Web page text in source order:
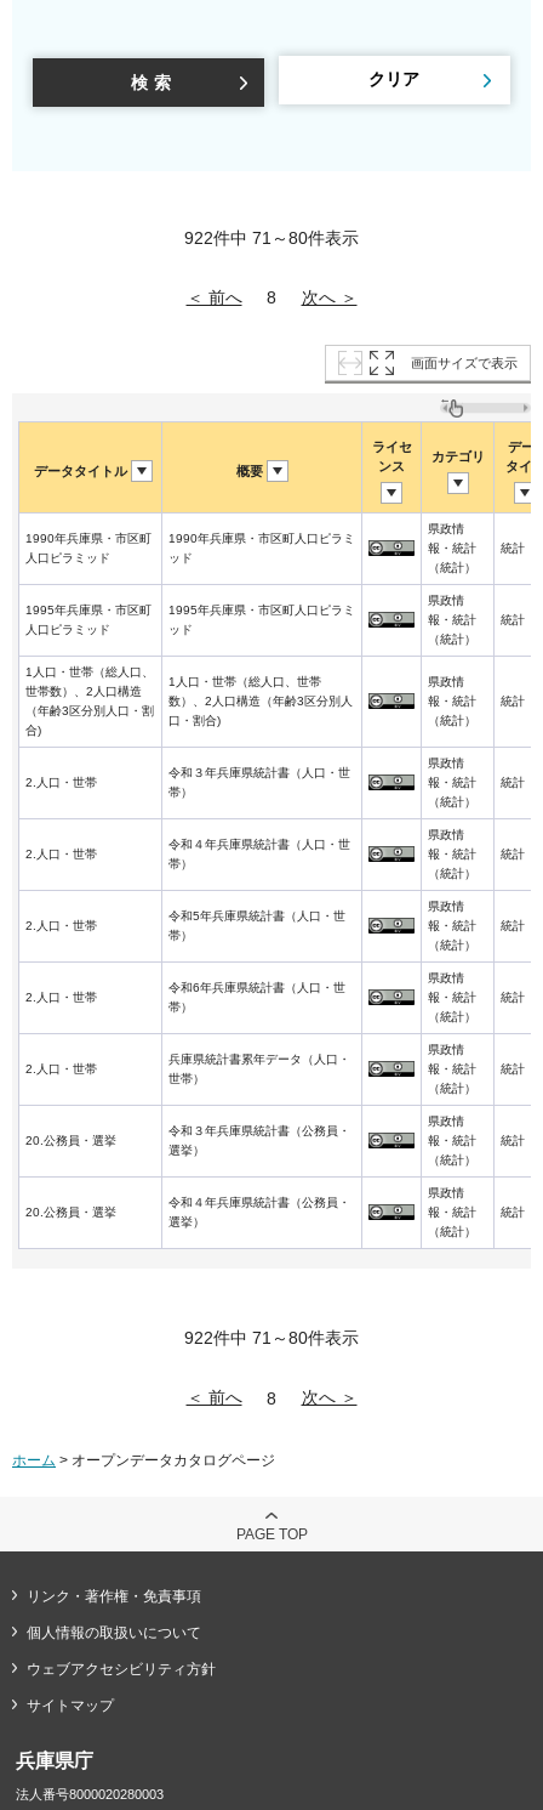
922件中 71～80件表示
＜ 前へ 8 次へ ＞
画面サイズで表示
データタイトル 概要
ライセ
ンス
カテゴリ
デー
タイ
1990年兵庫県・市区町
人口ピラミッド
1990年兵庫県・市区町人口ピラミ
ッド
県政情
報・統計
（統計）
統計
1995年兵庫県・市区町
人口ピラミッド
1995年兵庫県・市区町人口ピラミ
ッド
県政情
報・統計
（統計）
統計
1人口・世帯（総人口、
世帯数）、2人口構造
（年齢3区分別人口・割
合)
1人口・世帯（総人口、世帯
数）、2人口構造（年齢3区分別人
口・割合)
県政情
報・統計
（統計）
統計
2.人口・世帯
令和３年兵庫県統計書（人口・世
帯）
県政情
報・統計
（統計）
統計
2.人口・世帯
令和４年兵庫県統計書（人口・世
帯）
県政情
報・統計
（統計）
統計
2.人口・世帯
令和5年兵庫県統計書（人口・世
帯）
県政情
報・統計
（統計）
統計
2.人口・世帯
令和6年兵庫県統計書（人口・世
帯）
県政情
報・統計
（統計）
統計
2.人口・世帯
兵庫県統計書累年データ（人口・
世帯）
県政情
報・統計
（統計）
統計
20.公務員・選挙
令和３年兵庫県統計書（公務員・
選挙）
県政情
報・統計
（統計）
統計
20.公務員・選挙
令和４年兵庫県統計書（公務員・
選挙）
県政情
報・統計
（統計）
統計
922件中 71～80件表示
＜ 前へ 8 次へ ＞
ホーム > オープンデータカタログページ
PAGE TOP
リンク・著作権・免責事項
個人情報の取扱いについて
ウェブアクセシビリティ方針
サイトマップ
兵庫県庁
法人番号8000020280003